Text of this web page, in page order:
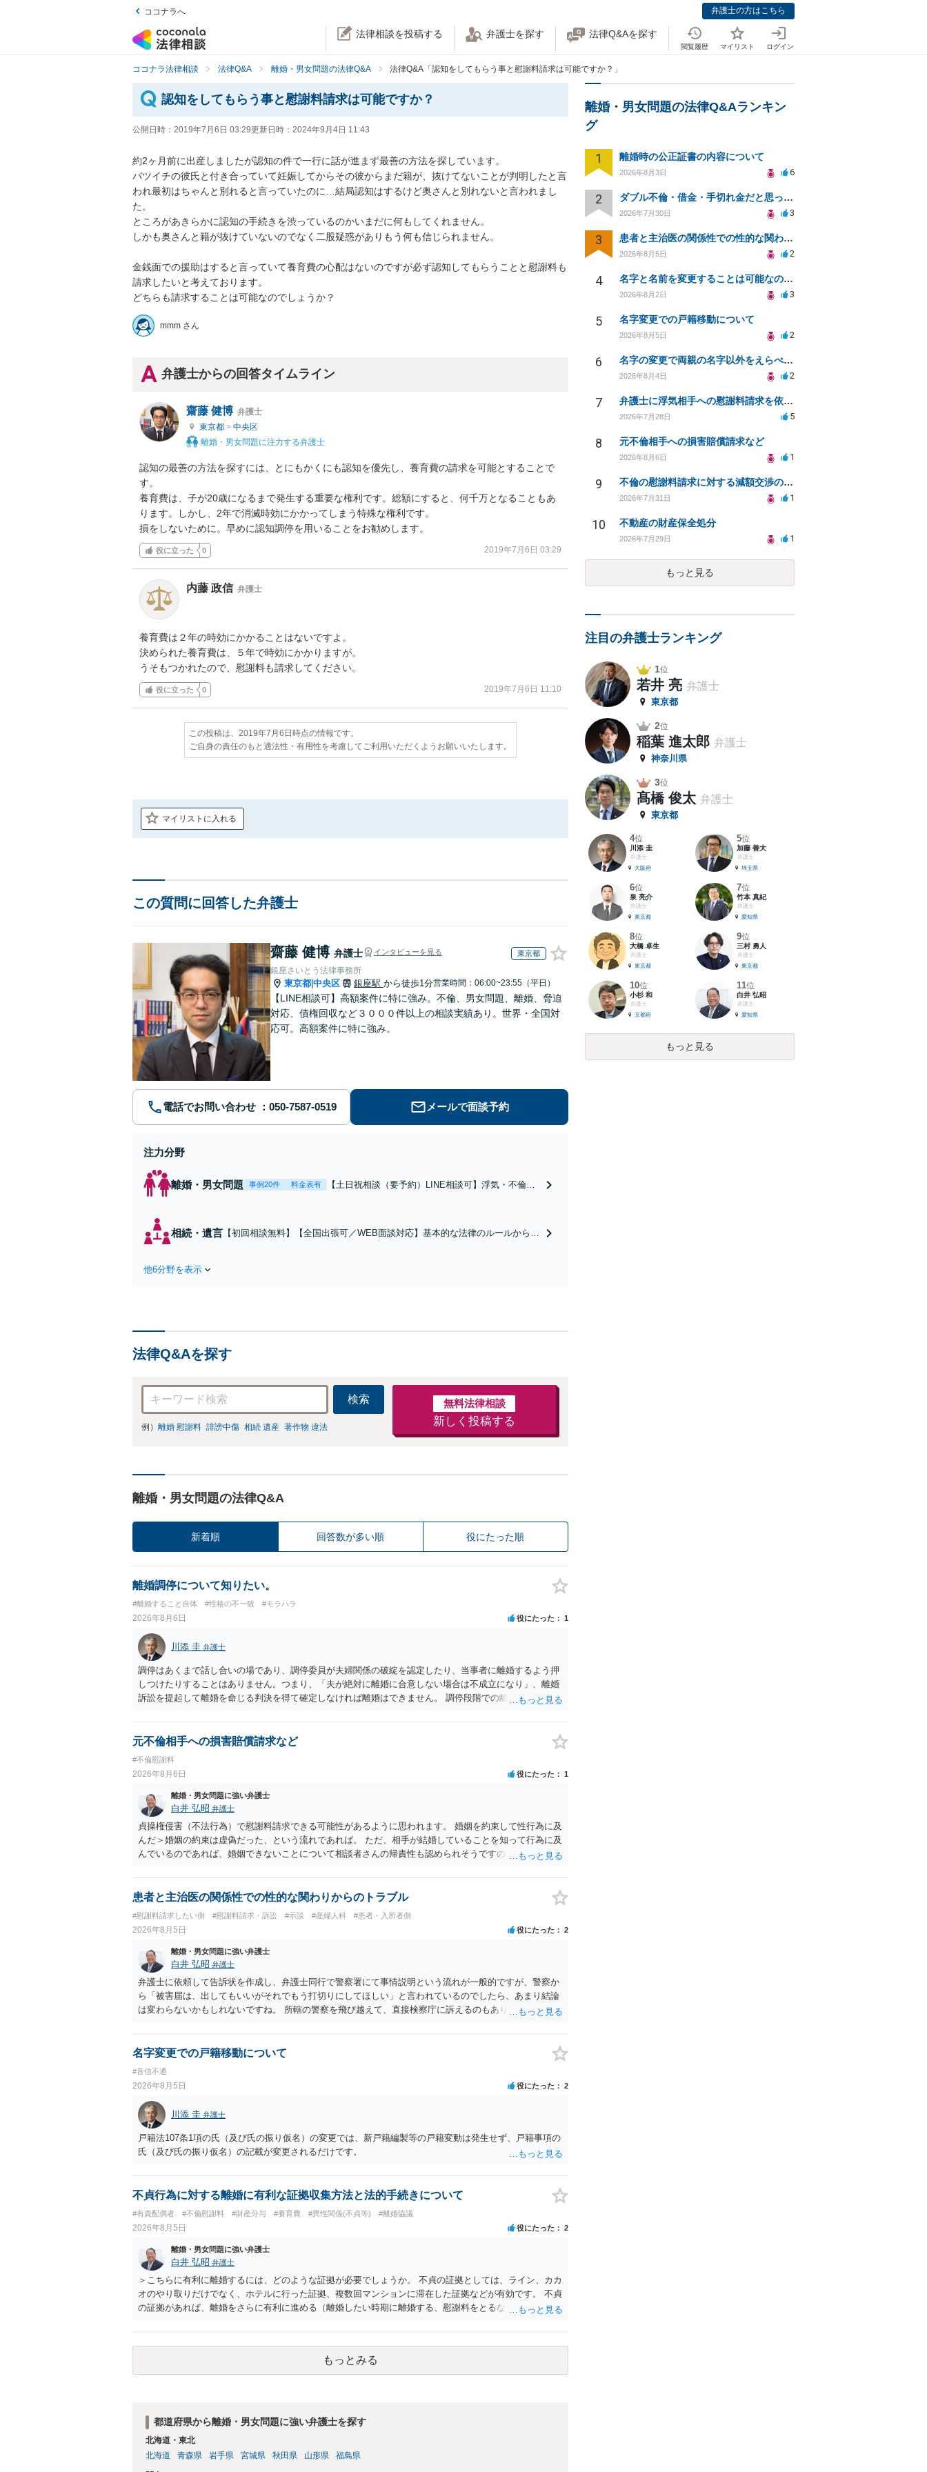
ココナラへ 弁護士の方はこちら
法律相談を投稿する 弁護士を探す 法律Q&Aを探す
閲覧履歴 マイリスト ログイン
ココナラ法律相談 法律Q&A 離婚・男女問題の法律Q&A 法律Q&A「認知をしてもらう事と慰謝料請求は可能ですか？」
認知をしてもらう事と慰謝料請求は可能ですか？
公開日時： 2019年7月6日 03:29更新日時： 2024年9月4日 11:43
約2ヶ月前に出産しましたが認知の件で一行に話が進まず最善の方法を探しています。
バツイチの彼氏と付き合っていて妊娠してからその彼からまだ籍が、抜けてないことが判明したと言
われ最初はちゃんと別れると言っていたのに…結局認知はするけど奥さんと別れないと言われまし
た。
ところがあきらかに認知の手続きを渋っているのかいまだに何もしてくれません。
しかも奥さんと籍が抜けていないのでなく二股疑惑がありもう何も信じられません。
金銭面での援助はすると言っていて養育費の心配はないのですが必ず認知してもらうことと慰謝料も
請求したいと考えております。
どちらも請求することは可能なのでしょうか？
mmm さん
弁護士からの回答タイムライン
齋藤 健博 弁護士
東京都 > 中央区
離婚・男女問題に注力する弁護士
認知の最善の方法を探すには、とにもかくにも認知を優先し、養育費の請求を可能とすることで
す。
養育費は、子が20歳になるまで発生する重要な権利です。総額にすると、何千万となることもあ
ります。しかし、2年で消滅時効にかかってしまう特殊な権利です。
損をしないために。早めに認知調停を用いることをお勧めします。
役に立った 0 2019年7月6日 03:29
内藤 政信 弁護士
養育費は２年の時効にかかることはないですよ。
決められた養育費は、５年で時効にかかりますが。
うそもつかれたので、慰謝料も請求してください。
役に立った 0 2019年7月6日 11:10
この投稿は、2019年7月6日時点の情報です。
ご自身の責任のもと適法性・有用性を考慮してご利用いただくようお願いいたします。
マイリストに入れる
この質問に回答した弁護士
齋藤 健博 弁護士 インタビューを見る 東京都
銀座さいとう法律事務所
東京都 中央区 銀座駅 から徒歩1分営業時間：06:00~23:55（平日）
【LINE相談可】高額案件に特に強み。不倫、男女問題、離婚、脅迫
対応、債権回収など３０００件以上の相談実績あり。世界・全国対
応可。高額案件に特に強み。
電話でお問い合わせ メールで面談予約
注力分野
離婚・男女問題 事例20件 料金表有
【土日祝相談（要予約）LINE相談可】浮気・不倫・
相続・遺言 【初回相談無料】【全国出張可／WEB面談対応】基本的な法律のルールから丁
他6分野を表示
法律Q&Aを探す
検索
例） 離婚 慰謝料 誹謗中傷 相続 遺産 著作物 違法
無料法律相談
新しく投稿する
離婚・男女問題の法律Q&A
新着順 回答数が多い順 役にたった順
離婚調停について知りたい。
#離婚すること自体 #性格の不一致 #モラハラ
2026年8月6日 役にたった 1
川添 圭 弁護士
調停はあくまで話し合いの場であり、調停委員が夫婦関係の破綻を認定したり、当事者に離婚するよう押
しつけたりすることはありません。つまり、「夫が絶対に離婚に合意しない場合は不成立になり」、離婚
訴訟を提起して離婚を命じる判決を得て確定しなければ離婚はできません。 調停段階での離婚成立を希望
ば、夫から「この条件なら離婚してもよい」として提示された条件を全部丸呑みする、という方法しかな
いかもしれません）。ただ、離婚訴訟をしたくないという考えを見透かされてしまうと、逆に足下を見ら
淡々と調停不成立にして離婚訴訟で離婚原因を主張し、判決へ持っていく方が近道であることも少なくあ
りません。見通し等を含め、弁護士へ相談・依頼した方がよいと思います。
元不倫相手への損害賠償請求など
#不倫慰謝料
2026年8月6日 役にたった 1
離婚・男女問題に強い弁護士
白井 弘昭 弁護士
貞操権侵害（不法行為）で慰謝料請求できる可能性があるように思われます。 婚姻を約束して性行為に及
んだ＞婚姻の約束は虚偽だった、という流れであれば。 ただ、相手が結婚していることを知って行為に及
んでいるのであれば、婚姻できないことについて相談者さんの帰責性も認められそうですので、あまり慰
患者と主治医の関係性での性的な関わりからのトラブル
#慰謝料請求したい側 #慰謝料請求・訴訟 #示談 #産婦人科 #患者・入所者側
2026年8月5日 役にたった 2
離婚・男女問題に強い弁護士
白井 弘昭 弁護士
弁護士に依頼して告訴状を作成し、弁護士同行で警察署にて事情説明という流れが一般的ですが、警察か
ら「被害届は、出してもいいがそれでもう打切りにしてほしい」と言われているのでしたら、あまり結論
は変わらないかもしれないですね。 所轄の警察を飛び越えて、直接検察庁に訴えるのもありかもしれない
す。 一度、最寄りの「刑事に強い」とうたっている弁護士に相談してみてはいかがでしょうか。 以上、
ご参考まで。
名字変更での戸籍移動について
#音信不通
2026年8月5日 役にたった 2
川添 圭 弁護士
戸籍法107条1項の氏（及び氏の振り仮名）の変更では、新戸籍編製等の戸籍変動は発生せず、戸籍事項の
氏（及び氏の振り仮名）の記載が変更されるだけです。
不貞行為に対する離婚に有利な証拠収集方法と法的手続きについて
#有責配偶者 #不倫慰謝料 #財産分与 #養育費 #異性関係(不貞等) #離婚協議
2026年8月5日 役にたった 2
離婚・男女問題に強い弁護士
白井 弘昭 弁護士
＞こちらに有利に離婚するには、どのような証拠が必要でしょうか。 不貞の証拠としては、ライン、カカ
オのやり取りだけでなく、ホテルに行った証拠、複数回マンションに滞在した証拠などが有効です。 不貞
の証拠があれば、離婚をさらに有利に進める（離婚したい時期に離婚する、慰謝料をとるなど）ことがで
がありますので、ご注意ください。 以上、ご参考まで。
もっとみる
都道府県から離婚・男女問題に強い弁護士を探す
北海道・東北
北海道
青森県 岩手県 宮城県 秋田県 山形県 福島県
離婚・男女問題の法律Q&Aランキン
グ
1 離婚時の公正証書の内容について
2026年8月3日 6
2 ダブル不倫・借金・手切れ金だと思っていたお金を1年後いまさら脅迫罪として通知書が来てまとめて請求
2026年7月30日 3
3 患者と主治医の関係性での性的な関わりからのトラブル
2026年8月5日 2
4 名字と名前を変更することは可能なのか？
2026年8月2日 3
5 名字変更での戸籍移動について
2026年8月5日 2
6 名字の変更で両親の名字以外をえらべるのか？
2026年8月4日 2
7 弁護士に浮気相手への慰謝料請求を依頼する費用相場は？
2026年7月28日 5
8 元不倫相手への損害賠償請求など
2026年8月6日 1
9 不倫の慰謝料請求に対する減額交渉の可能性と対策
2026年7月31日 1
10 不動産の財産保全処分
2026年7月29日 1
もっと見る
注目の弁護士ランキング
1位
若井 亮 弁護士
東京都
2位
稲葉 進太郎 弁護士
神奈川県
3位
髙橋 俊太 弁護士
東京都
4位
川添 圭
弁護士
大阪府
5位
加藤 善大
弁護士
埼玉県
6位
泉 亮介
弁護士
東京都
7位
竹本 真紀
弁護士
愛知県
8位
大橋 卓生
弁護士
東京都
9位
三村 勇人
弁護士
東京都
10位
小杉 和
弁護士
京都府
11位
白井 弘昭
弁護士
愛知県
もっと見る